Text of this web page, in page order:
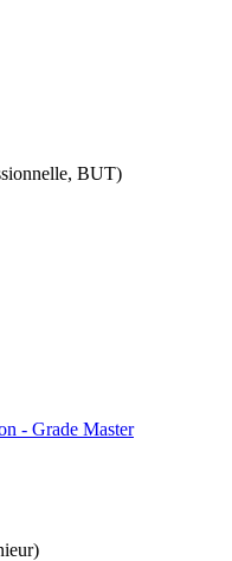
BUT)
- Grade Master